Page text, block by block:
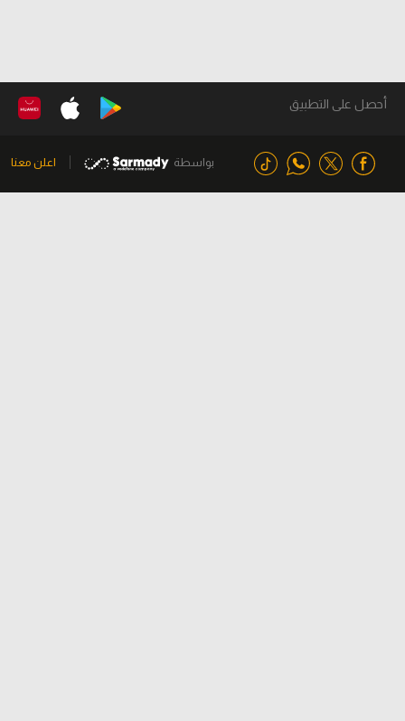
أحصل على التطبيق
بواسطة اعلن معنا